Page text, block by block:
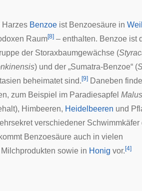
Harzes Benzoe ist Benzoesäure in
Raum[8] – enthalten. Benzoe ist
der Storaxbaumgewächse (
) und der „Sumatra-Benzoe“ (
beheimatet sind. [9] Daneben
zum Beispiel im Paradiesapfel
Himbeeren, Heidelbeeren und
verschiedener Schwimmkäfer
Benzoesäure auch in vielen
Milchprodukten sowie in Honig vor. [4]